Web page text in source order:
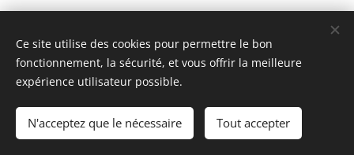
Team KR Autosport - Création originale 2D Unlimited © 2018
Toutes images non libres de droits
Ce site utilise des cookies pour permettre le bon
fonctionnement, la sécurité, et vous offrir la meilleure
expérience utilisateur possible.
N'acceptez que le nécessaire Tout accepter